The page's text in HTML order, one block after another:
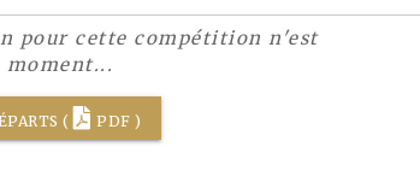
pour cette compétition n'est
( PDF )